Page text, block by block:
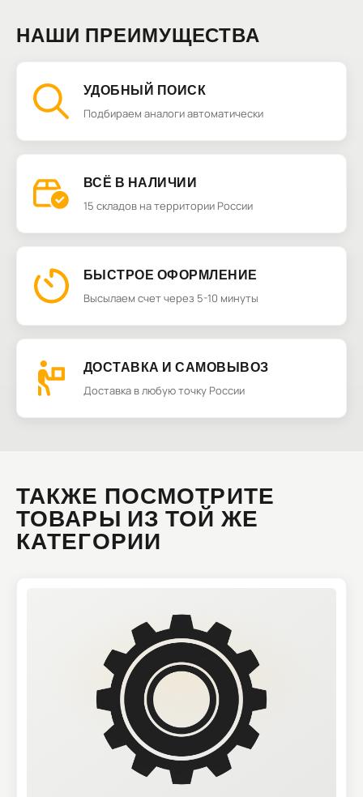
НАШИ ПРЕИМУЩЕСТВА
УДОБНЫЙ ПОИСК
Подбираем аналоги автоматически
ВСЁ В НАЛИЧИИ
15 складов на территории России
БЫСТРОЕ ОФОРМЛЕНИЕ
Высылаем счет через 5-10 минуты
ДОСТАВКА И САМОВЫВОЗ
Доставка в любую точку России
ТАКЖЕ ПОСМОТРИТЕ
ТОВАРЫ ИЗ ТОЙ ЖЕ
КАТЕГОРИИ